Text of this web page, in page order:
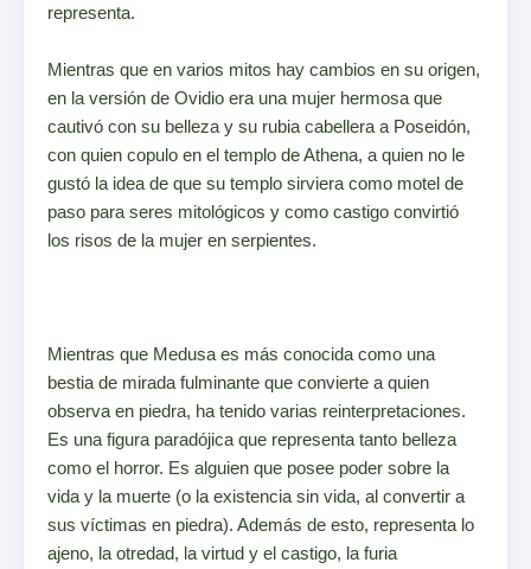
representa.
Mientras que en varios mitos hay cambios en su origen,
en la versión de Ovidio era una mujer hermosa que
cautivó con su belleza y su rubia cabellera a Poseidón,
con quien copulo en el templo de Athena, a quien no le
gustó la idea de que su templo sirviera como motel de
paso para seres mitológicos y como castigo convirtió
los risos de la mujer en serpientes.
Mientras que Medusa es más conocida como una
bestia de mirada fulminante que convierte a quien
observa en piedra, ha tenido varias reinterpretaciones.
Es una figura paradójica que representa tanto belleza
como el horror. Es alguien que posee poder sobre la
vida y la muerte (o la existencia sin vida, al convertir a
sus víctimas en piedra). Además de esto, representa lo
ajeno, la otredad, la virtud y el castigo, la furia